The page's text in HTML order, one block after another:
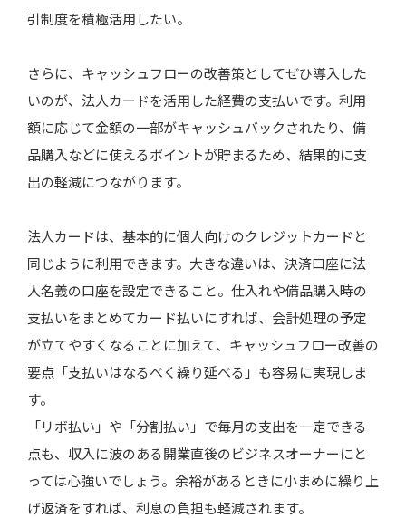
引制度を積極活用したい。
さらに、キャッシュフローの改善策としてぜひ導入した
いのが、法人カードを活用した経費の支払いです。利用
額に応じて金額の一部がキャッシュバックされたり、備
品購入などに使えるポイントが貯まるため、結果的に支
出の軽減につながります。
法人カードは、基本的に個人向けのクレジットカードと
同じように利用できます。大きな違いは、決済口座に法
人名義の口座を設定できること。仕入れや備品購入時の
支払いをまとめてカード払いにすれば、会計処理の予定
が立てやすくなることに加えて、キャッシュフロー改善の
要点「支払いはなるべく繰り延べる」も容易に実現しま
す。
「リボ払い」や「分割払い」で毎月の支出を一定できる
点も、収入に波のある開業直後のビジネスオーナーにと
っては心強いでしょう。余裕があるときに小まめに繰り上
げ返済をすれば、利息の負担も軽減されます。